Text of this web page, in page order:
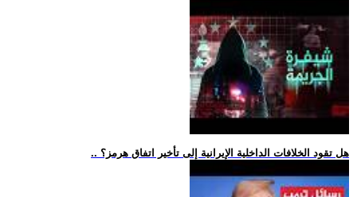
.. هل تقود الخلافات الداخلية الإيرانية إلى تأخير اتفاق هرمز؟